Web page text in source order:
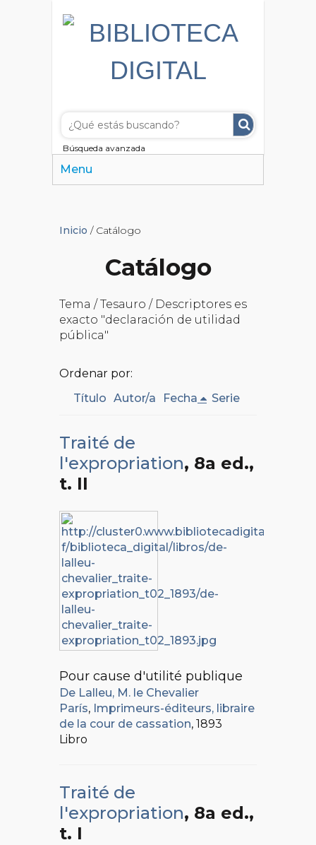
Búsqueda avanzada
Menu
Inicio / Catálogo
Catálogo
Tema / Tesauro / Descriptores es
exacto "declaración de utilidad
pública"
Ordenar por:
Título Autor/a Fecha Serie
Traité de
l'expropriation, 8a ed.,
t. II
Pour cause d'utilité publique
De Lalleu, M. le Chevalier
París, Imprimeurs-éditeurs, libraire
de la cour de cassation, 1893
Libro
Traité de
l'expropriation, 8a ed.,
t. I